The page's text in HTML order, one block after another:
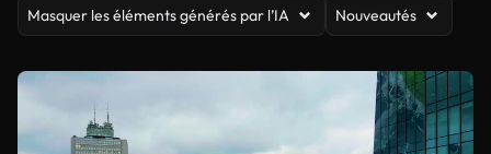
Masquer les éléments générés par l’IA Nouveautés